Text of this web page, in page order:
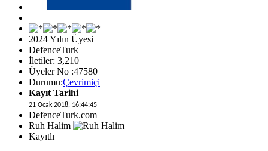
2024 Yılın Üyesi
DefenceTurk
İletiler: 3,210
Üyeler No :47580
Durumu:Çevrimiçi
Kayıt Tarihi
21 Ocak 2018, 16:44:45
DefenceTurk.com
Ruh Halim
Kayıtlı